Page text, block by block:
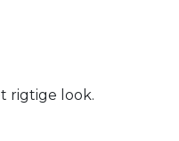
rigtige look.